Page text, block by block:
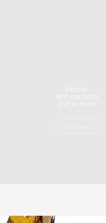
Entrar
em contato
por e-mail